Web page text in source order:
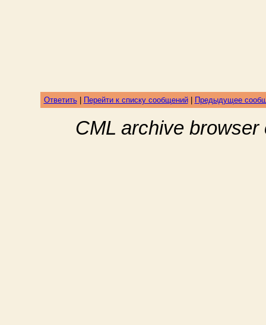
Ответить| Перейти к списку сообщений| Предыдущее
CML archive